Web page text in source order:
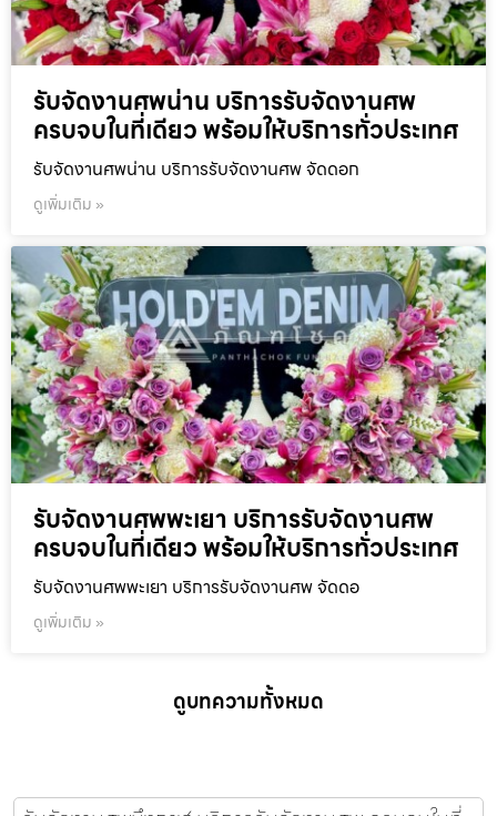
รับจัดงานศพน่าน บริการรับจัดงานศพ
ครบจบในที่เดียว พร้อมให้บริการทั่วประเทศ
รับจัดงานศพน่าน บริการรับจัดงานศพ จัดดอก
ดูเพิ่มเติม »
รับจัดงานศพพะเยา บริการรับจัดงานศพ
ครบจบในที่เดียว พร้อมให้บริการทั่วประเทศ
รับจัดงานศพพะเยา บริการรับจัดงานศพ จัดดอ
ดูเพิ่มเติม »
ดูบทความทั้งหมด